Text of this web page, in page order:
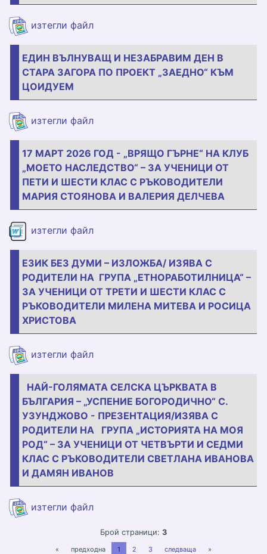
изтегли файл111.jpg
ЕДИН ВЪЛНУВАЩ И НЕЗАБРАВИМ ДЕН В
СТАРА ЗАГОРА ПО ПРОЕКТ „ЗАЕДНО“ КЪМ
ЦОИДУЕМ
изтегли файл21.03.jpg
17 МАРТ 2026 ГОД - „ВРЯЩО ГЪРНЕ“ НА КЛУБ
„МОЕТО НАСЛЕДСТВО“ – ЗА УЧЕНИЦИ ОТ
ПЕТИ И ШЕСТИ КЛАС С РЪКОВОДИТЕЛИ
МАРИЯ СТОЯНОВА И ВАЛЕРИЯ ДЕЛЧЕВА
изтегли файлpokana.docx
ЕЗИК БЕЗ ДУМИ – ИЗЛОЖБА/ ИЗЯВА С
РОДИТЕЛИ НА ГРУПА „ЕТНОРАБОТИЛНИЦА“ –
ЗА УЧЕНИЦИ ОТ ТРЕТИ И ШЕСТИ КЛАС С
РЪКОВОДИТЕЛИ МИЛЕНА МИТЕВА И РОСИЦА
ХРИСТОВА
изтегли файл2.jpg
НАЙ-ГОЛЯМАТА СЕЛСКА ЦЪРКВАТА В
БЪЛГАРИЯ – „УСПЕНИЕ БОГОРОДИЧНО“ С.
УЗУНДЖОВО - ПРЕЗЕНТАЦИЯ/ИЗЯВА С
РОДИТЕЛИ НА ГРУПА „ИСТОРИЯТА НА МОЯ
РОД“ – ЗА УЧЕНИЦИ ОТ ЧЕТВЪРТИ И СЕДМИ
КЛАС С РЪКОВОДИТЕЛИ СВЕТЛАНА ИВАНОВА
И ДАМЯН ИВАНОВ
изтегли файл6.jpg
Брой страници: 3
« предходна 1 2 3 следваща »